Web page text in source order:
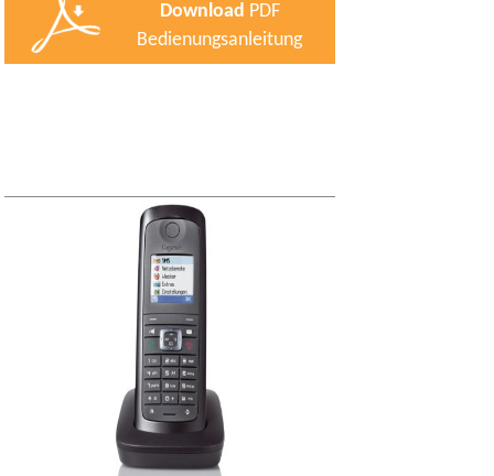
Download PDF
Bedienungsanleitung